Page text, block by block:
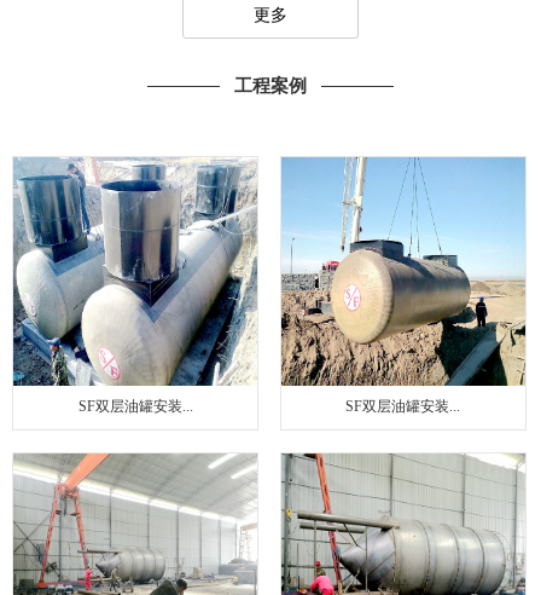
更多
工程案例
SF双层油罐安装... SF双层油罐安装...